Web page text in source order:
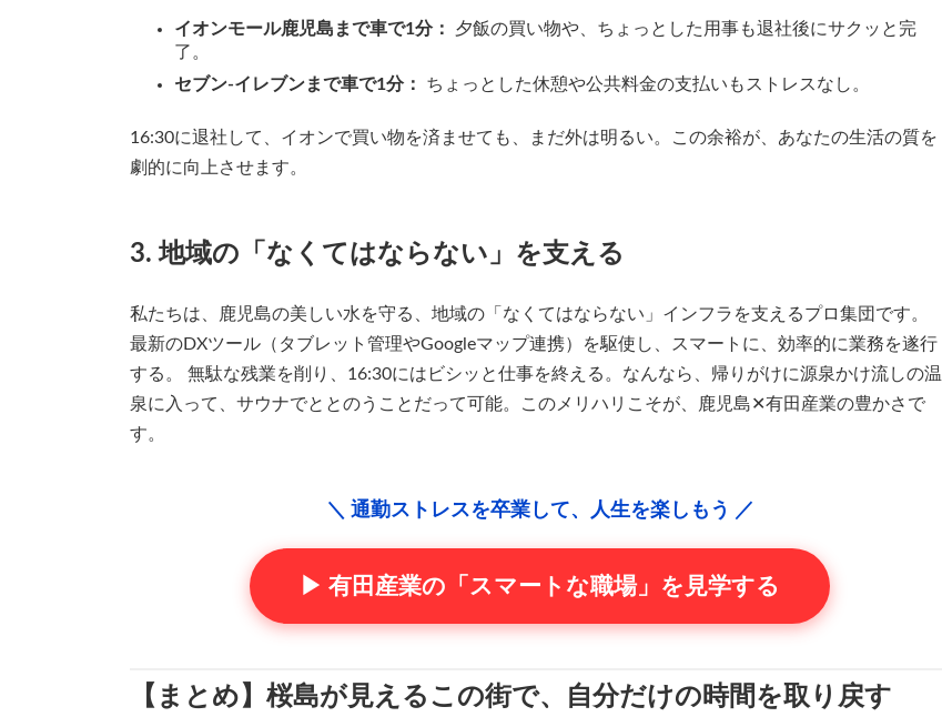
イオンモール鹿児島まで車で1分：
夕飯の買い物や、ちょっとした用事も退社後にサクッと完
了。
セブン-イレブンまで車で1分：
ちょっとした休憩や公共料金の支払いもストレスなし。
16:30に退社して、イオンで買い物を済ませても、まだ外は明るい。この余裕が、あなたの生活の質を
劇的に向上させます。
3. 地域の「なくてはならない」を支える
私たちは、鹿児島の美しい水を守る、地域の「なくてはならない」インフラを支えるプロ集団です。
最新のDXツール（タブレット管理やGoogleマップ連携）を駆使し、スマートに、効率的に業務を遂行
する。 無駄な残業を削り、16:30にはビシッと仕事を終える。なんなら、帰りがけに源泉かけ流しの温
泉に入って、サウナでととのうことだって可能。このメリハリこそが、鹿児島✕有田産業の豊かさで
す。
＼ 通勤ストレスを卒業して、人生を楽しもう ／
▶ 有田産業の「スマートな職場」を見学する
【まとめ】桜島が見えるこの街で、自分だけの時間を取り戻す